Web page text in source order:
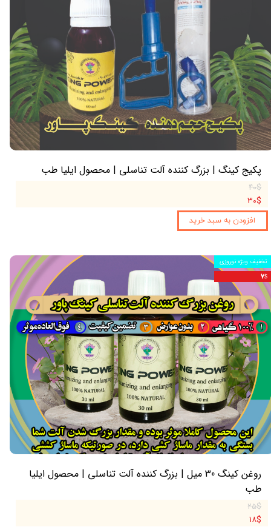
پکیج کینگ | بزرگ کننده آلت تناسلی | محصول ایلیا طب
۴۰$
۳۰$
افزودن به سبد خرید
روغن کینگ 30 میل | بزرگ کننده آلت تناسلی | محصول ایلیا
طب
۲۵$
۱۸$
تخفیف ویژه نوروزی
۷$